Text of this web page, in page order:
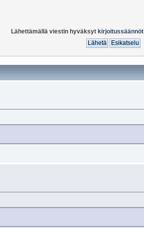
Lähettämällä viestin hyväksytkirjoitussäännöt